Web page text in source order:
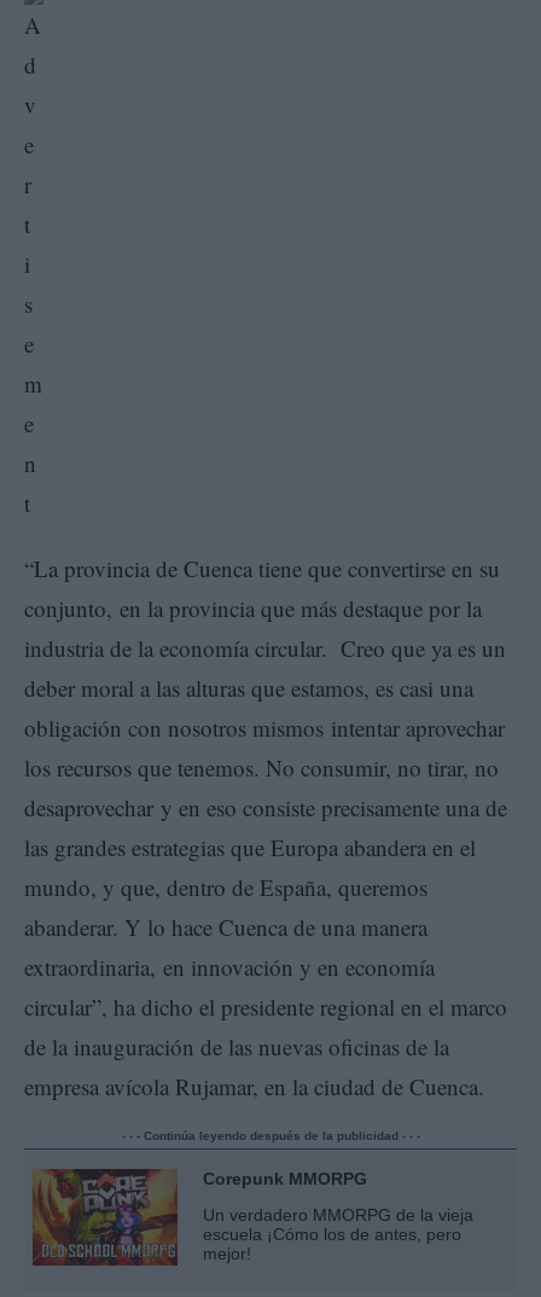
“La provincia de Cuenca tiene que convertirse en su
conjunto, en la provincia que más destaque por la
industria de la economía circular. Creo que ya es un
deber moral a las alturas que estamos, es casi una
obligación con nosotros mismos intentar aprovechar
los recursos que tenemos. No consumir, no tirar, no
desaprovechar y en eso consiste precisamente una de
las grandes estrategias que Europa abandera en el
mundo, y que, dentro de España, queremos
abanderar. Y lo hace Cuenca de una manera
extraordinaria, en innovación y en economía
circular”, ha dicho el presidente regional en el marco
de la inauguración de las nuevas oficinas de la
empresa avícola Rujamar, en la ciudad de Cuenca.
- - - Continúa leyendo después de la publicidad - - -
Corepunk MMORPG
Un verdadero MMORPG de la vieja
escuela ¡Cómo los de antes, pero
mejor!